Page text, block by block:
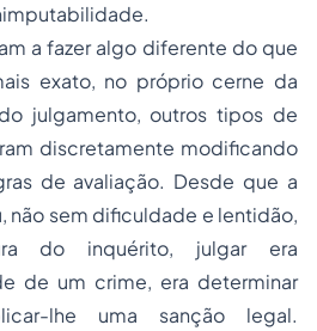
a fazer algo diferente do que
exato, no próprio cerne da
julgamento, outros tipos de
discretamente modificando
de avaliação. Desde que a
não sem dificuldade e lentidão,
do inquérito, julgar era
de um crime, era determinar
lhe uma sanção legal.